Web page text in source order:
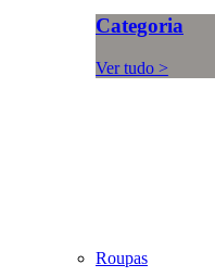
Categoria
Ver tudo >
Roupas